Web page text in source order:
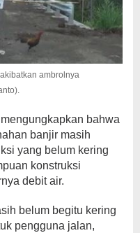
ambrolnya
bahwa
banjir masih
yang belum kering
konstruksi
debit air.
belum begitu kering
pengguna jalan,